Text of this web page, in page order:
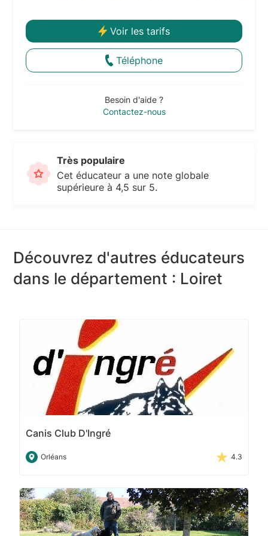
Voir les tarifs
Téléphone
Besoin d'aide ?
Contactez-nous
Très populaire
Cet éducateur a une note globale
supérieure à 4,5 sur 5.
Découvrez d'autres éducateurs
dans le département : Loiret
Canis Club D'Ingré
Orléans 4.3